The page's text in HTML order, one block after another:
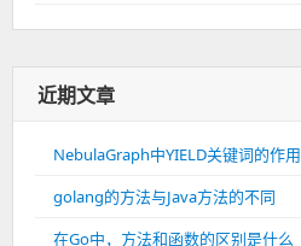
近期文章
NebulaGraph中YIELD关键词的作用
golang的方法与Java方法的不同
在Go中，方法和函数的区别是什么